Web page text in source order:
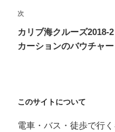
ゲ
ー
シ
次
の
投
次
カリブ海クルーズ
カーションのバウチャ
このサイトについて
電車・バス・徒歩で行